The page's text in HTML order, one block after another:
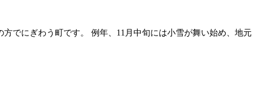
でにぎわう町です。 例年、11月中旬には小雪が舞い始め、地元